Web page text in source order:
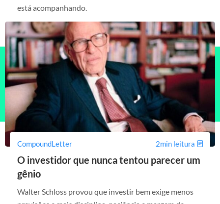
está acompanhando.
CompoundLetter 2min leitura
O investidor que nunca tentou parecer um
gênio
Walter Schloss provou que investir bem exige menos